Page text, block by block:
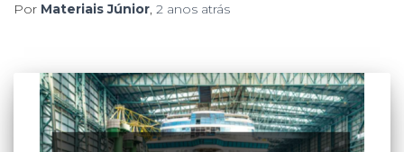
Por Materiais Júnior, 2 anos atrás